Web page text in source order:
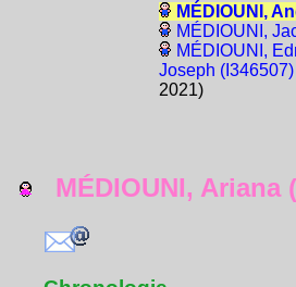
MÉDIOUNI,
MÉDIOUNI,
MÉDIOUNI,
Joseph (I346507)
2021)
MÉDIOUNI, Ariana